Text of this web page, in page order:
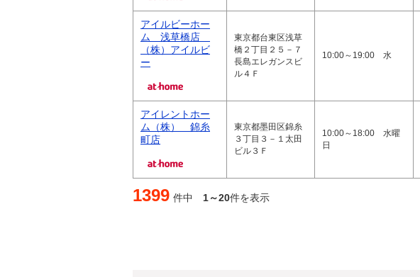
アイルビーホー
ム 浅草橋店
（株）アイルビ
ー
東京都台東区浅草
橋２丁目２５－７
長島エレガンスビ
ル４Ｆ
10:00～19:00 水
アイレントホー
ム（株） 錦糸
町店
東京都墨田区錦糸
３丁目３－１太田
ビル３Ｆ
10:00～18:00 水曜
日
1399 件中 1～20件を表示